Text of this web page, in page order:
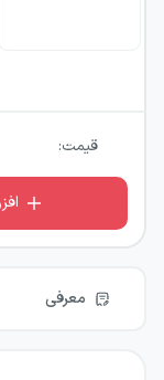
قیمت:
معرفی